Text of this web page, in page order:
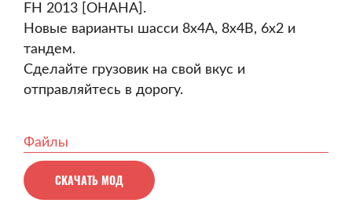
FH 2013 [OHAHA].
Новые варианты шасси 8x4A, 8x4B, 6x2 и
тандем.
Сделайте грузовик на свой вкус и
отправляйтесь в дорогу.
Файлы
СКАЧАТЬ МОД